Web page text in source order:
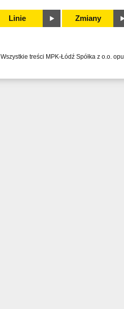
Linie Zmiany
Wszystkie treści MPK-Łódź Spółka z o.o.